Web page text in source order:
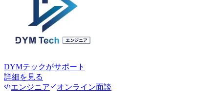
DYMテックがサポート
詳細を見る
エンジニア
オンライン面談